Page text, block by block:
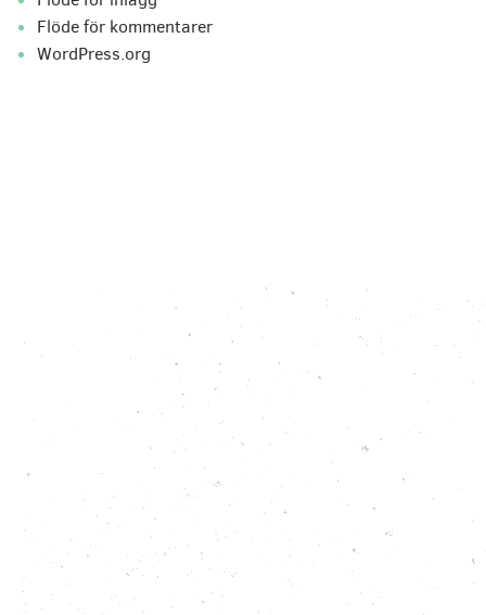
Flöde för kommentarer
WordPress.org